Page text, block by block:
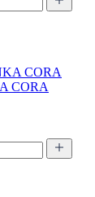
CORA